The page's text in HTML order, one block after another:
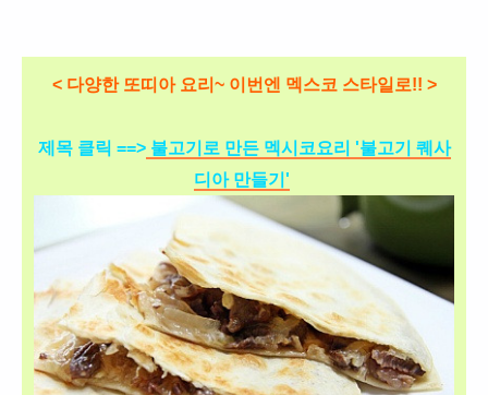
< 다양한 또띠아 요리~ 이번엔 멕스코 스타일로!! >
제목 클릭 ==>불고기로 만든 멕시코요리 '불고기 퀘사
디아 만들기'